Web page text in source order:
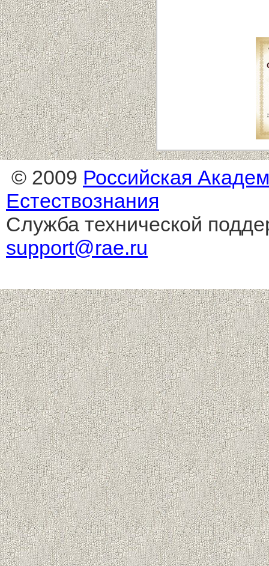
© 2009 Российская
Естествознания
Служба технической
support@rae.ru